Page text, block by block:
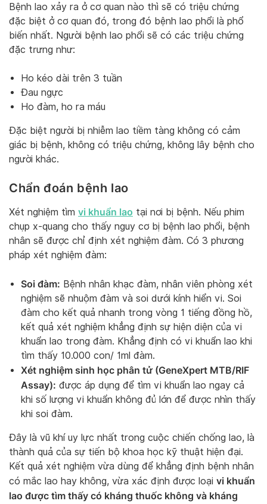
Bệnh lao xảy ra ở cơ quan nào thì sẽ có triệu chứng
đặc biệt ở cơ quan đó, trong đó bệnh lao phổi là phổ
biến nhất. Người bệnh lao phổi sẽ có các triệu chứng
đặc trưng như:
Ho kéo dài trên 3 tuần
Đau ngực
Ho đàm, ho ra máu
Đặc biệt người bị nhiễm lao tiềm tàng không có cảm
giác bị bệnh, không có triệu chứng, không lây bệnh cho
người khác.
Chẩn đoán bệnh lao
Xét nghiệm tìm vi khuẩn lao tại nơi bị bệnh. Nếu phim
chụp x-quang cho thấy nguy cơ bị bệnh lao phổi, bệnh
nhân sẽ được chỉ định xét nghiệm đàm. Có 3 phương
pháp xét nghiệm đàm:
Soi đàm: Bệnh nhân khạc đàm, nhân viên phòng xét
nghiệm sẽ nhuộm đàm và soi dưới kính hiển vi. Soi
đàm cho kết quả nhanh trong vòng 1 tiếng đồng hồ,
kết quả xét nghiệm khẳng định sự hiện diện của vi
khuẩn lao trong đàm. Khẳng định có vi khuẩn lao khi
tìm thấy 10.000 con/ 1ml đàm.
Xét nghiệm sinh học phân tử (GeneXpert MTB/RIF
Assay): được áp dụng để tìm vi khuẩn lao ngay cả
khi số lượng vi khuẩn không đủ lớn để được nhìn thấy
khi soi đàm.
Đây là vũ khí uy lực nhất trong cuộc chiến chống lao, là
thành quả của sự tiến bộ khoa học kỹ thuật hiện đại.
Kết quả xét nghiệm vừa dùng để khẳng định bệnh nhân
có mắc lao hay không, vừa xác định được loại vi khuẩn
lao được tìm thấy có kháng thuốc không và kháng